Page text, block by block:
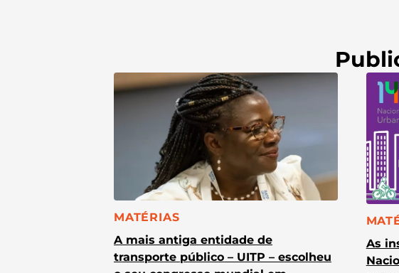
CATEGORIA:
MATÉRIAS
A mais antiga entidade de
transporte público – UITP – escolheu
As